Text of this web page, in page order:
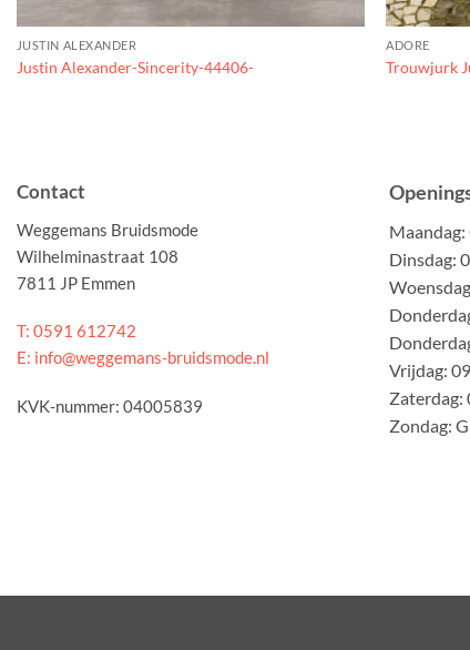
JUSTIN ALEXANDER
Justin Alexander-Sincerity-44406-
ADORE
Trouwjurk
Contact
Weggemans Bruidsmode
Wilhelminastraat 108
7811 JP Emmen
T: 0591 612742
E: info@weggemans-bruidsmode.nl
KVK-nummer: 04005839
Maandag:
Dinsdag:
Vrijdag:
Zaterdag:
Zondag: